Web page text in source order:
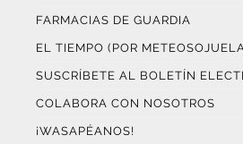
FARMACIAS DE GUARDIA
EL TIEMPO (POR
SUSCRÍBETE AL BOLETÍN
COLABORA CON NOSOTROS
¡WASAPÉANOS!